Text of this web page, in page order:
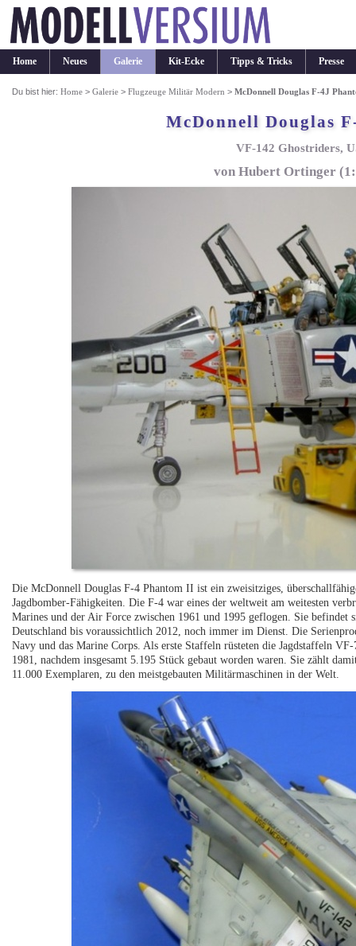
Home Neues Galerie Kit-Ecke Tipps & Tricks Presse
Du bist hier:Home >Galerie >Flugzeuge Militär Modern >McDonnell Douglas F-4J
McDonnell Douglas
VF-142 Ghostriders,
von Hubert Ortinger
Die McDonnell Douglas F-4 Phantom II ist ein zweisitziges,
Jagdbomber-Fähigkeiten. Die F-4 war eines der weltweit am weitesten
Marines und der Air Force zwischen 1961 und 1995 geflogen. Sie befindet
Deutschland bis voraussichtlich 2012, noch immer im Dienst. Die
Navy und das Marine Corps. Als erste Staffeln rüsteten die Jagdstaffeln
1981, nachdem insgesamt 5.195 Stück gebaut worden waren. Sie zählt
11.000 Exemplaren, zu den meistgebauten Militärmaschinen in der Welt.